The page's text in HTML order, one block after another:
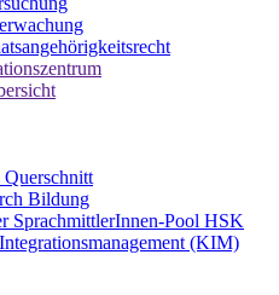
Querschnitt
Bildung
SprachmittlerInnen-Pool HSK
(KIM)